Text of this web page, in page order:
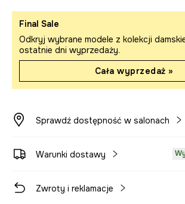
Final Sale
Odkryj wybrane modele z kolekcji
ostatnie dni wyprzedaży.
Cała wyprzedaż »
Sprawdź dostępność w salonach
Warunki dostawy
Zwroty i reklamacje